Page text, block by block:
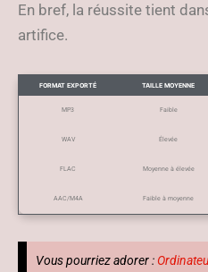
En bref, la réussite tient
artifice.
FORMAT EXPORTÉ TAILLE MOYENNE
MP3 Faible
WAV Élevée
FLAC Moyenne à élevée
AAC/M4A Faible à moyenne
Vous pourriez adorer :